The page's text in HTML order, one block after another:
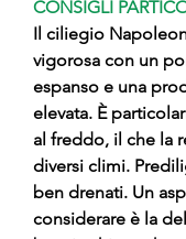
CONSIGLI
Il ciliegio
vigorosa con un
espanso e una
elevata. È
al freddo, il che la
diversi climi.
ben drenati. Un
considerare è la